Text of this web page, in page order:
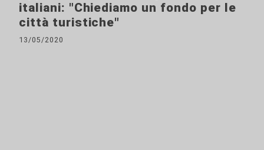
italiani: "Chiediamo un fondo per le
città turistiche"
13/05/2020